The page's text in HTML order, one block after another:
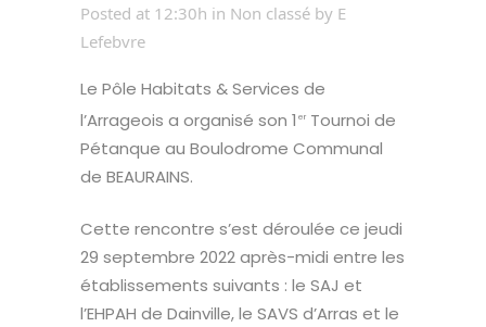
Posted at 12:30h in Non classé by E
Lefebvre
Le Pôle Habitats & Services de
l’Arrageois a organisé son 1 er Tournoi de
Pétanque au Boulodrome Communal
de BEAURAINS.
Cette rencontre s’est déroulée ce jeudi
29 septembre 2022 après-midi entre les
établissements suivants : le SAJ et
l’EHPAH de Dainville, le SAVS d’Arras et le